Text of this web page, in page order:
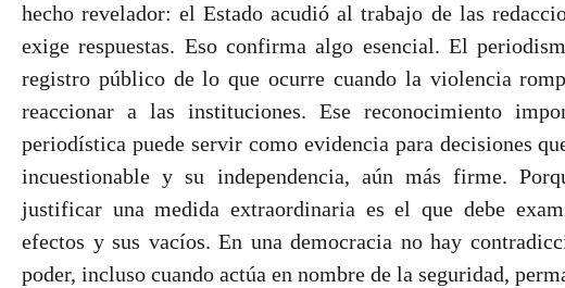
hecho revelador: el Estado acudió al trabajo de las
exige respuestas. Eso confirma algo esencial. El
registro público de lo que ocurre cuando la violencia
reaccionar a las instituciones. Ese reconocimiento
periodística puede servir como evidencia para decisiones
incuestionable y su independencia, aún más firme.
justificar una medida extraordinaria es el que debe
efectos y sus vacíos. En una democracia no hay
poder, incluso cuando actúa en nombre de la seguridad,